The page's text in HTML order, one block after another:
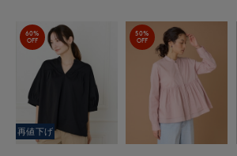
60%
OFF
再値下げ
50%
OFF